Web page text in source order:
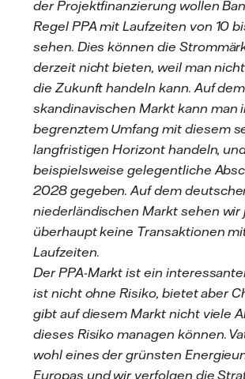
der Projektfinanzierung wollen
Regel PPA mit Laufzeiten von 10
sehen. Dies können die
derzeit nicht bieten, weil man
die Zukunft handeln kann. Auf dem
skandinavischen Markt kann man
begrenztem Umfang mit diesem
langfristigen Horizont handeln,
beispielsweise gelegentliche
2028 gegeben. Auf dem
niederländischen Markt sehen wir
überhaupt keine Transaktionen
Laufzeiten.
Der PPA-Markt ist ein
ist nicht ohne Risiko, bietet aber
gibt auf diesem Markt nicht viele
dieses Risiko managen können.
wohl eines der grünsten
Europas und wir verfolgen die